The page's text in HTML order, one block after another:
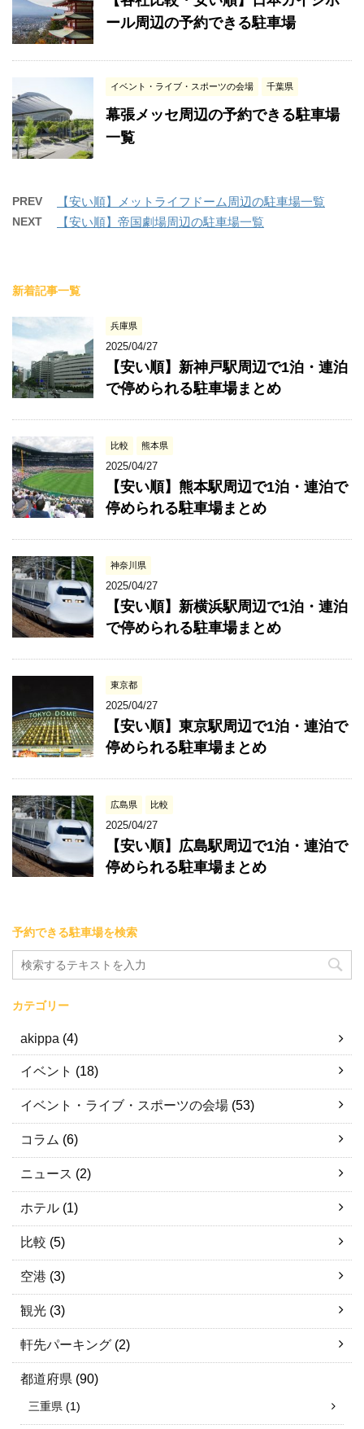
ール周辺の予約できる駐車場
イベント・ライブ・スポーツの会場 千葉県
幕張メッセ周辺の予約できる駐車場
一覧
PREV 【安い順】メットライフドーム周辺の駐車場一覧
NEXT 【安い順】帝国劇場周辺の駐車場一覧
新着記事一覧
兵庫県
2025/04/27
【安い順】新神戸駅周辺で1泊・連泊
で停められる駐車場まとめ
比較 熊本県
2025/04/27
【安い順】熊本駅周辺で1泊・連泊で
停められる駐車場まとめ
神奈川県
2025/04/27
【安い順】新横浜駅周辺で1泊・連泊
で停められる駐車場まとめ
東京都
2025/04/27
【安い順】東京駅周辺で1泊・連泊で
停められる駐車場まとめ
広島県 比較
2025/04/27
【安い順】広島駅周辺で1泊・連泊で
停められる駐車場まとめ
予約できる駐車場を検索
カテゴリー
akippa (4)
イベント (18)
イベント・ライブ・スポーツの会場 (53)
コラム (6)
ニュース (2)
ホテル (1)
比較 (5)
空港 (3)
観光 (3)
軒先パーキング (2)
都道府県 (90)
三重県 (1)